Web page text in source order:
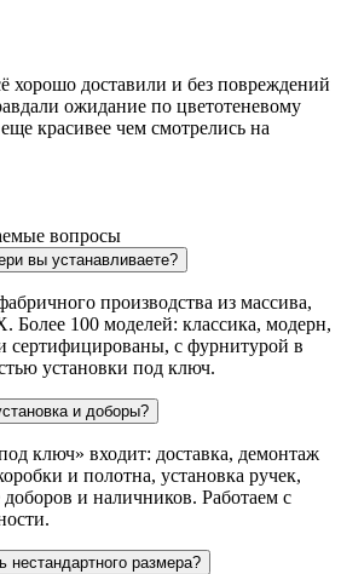
хорошо доставили и без повреждений
ожидание по цветотеневому
красивее чем смотрелись на
вопросы
вы устанавливаете?
производства из массива,
100 моделей: классика, модерн,
сертифицированы, с фурнитурой в
установки под ключ.
и доборы?
ключ» входит: доставка, демонтаж
и полотна, установка ручек,
доборов и наличников. Работаем с
нестандартного размера?